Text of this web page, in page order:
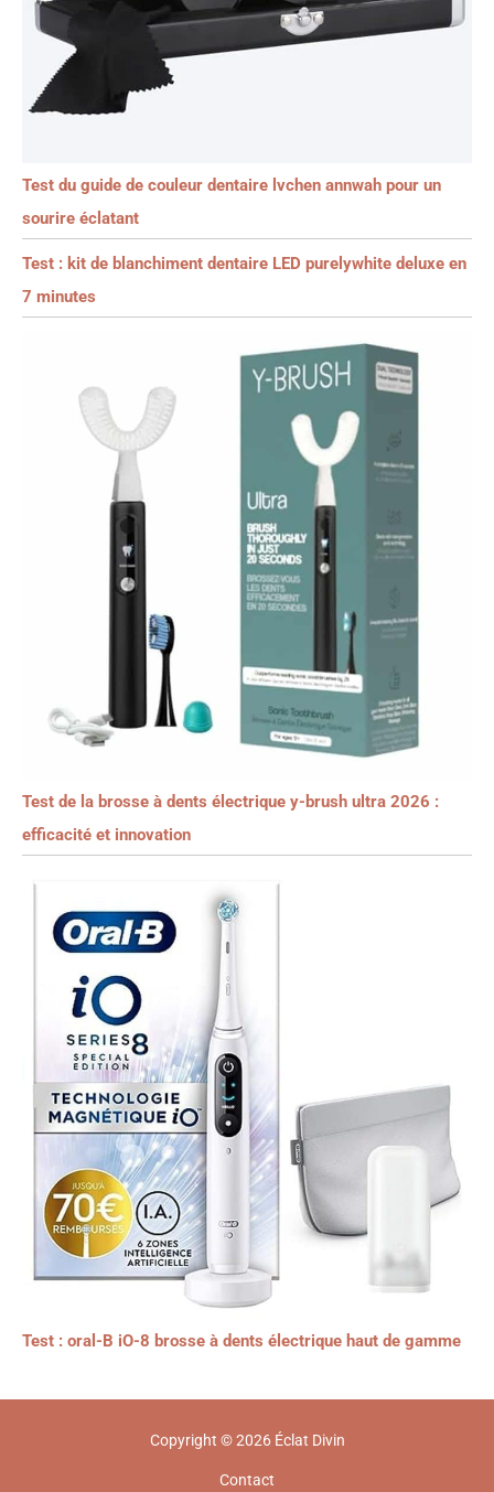
Test du guide de couleur dentaire lvchen annwah pour un
sourire éclatant
Test : kit de blanchiment dentaire LED purelywhite deluxe en
7 minutes
Test de la brosse à dents électrique y-brush ultra 2026 :
efficacité et innovation
Test : oral-B iO-8 brosse à dents électrique haut de gamme
Copyright © 2026 Éclat Divin
Contact